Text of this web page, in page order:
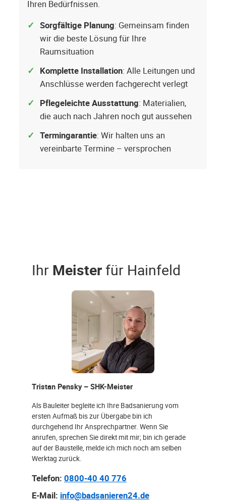
Ihren Bedürfnissen.
Sorgfältige Planung: Gemeinsam finden
wir die beste Lösung für Ihre
Raumsituation
Komplette Installation: Alle Leitungen und
Anschlüsse werden fachgerecht verlegt
Pflegeleichte Ausstattung: Materialien,
die auch nach Jahren noch gut aussehen
Termingarantie: Wir halten uns an
vereinbarte Termine – versprochen
Ihr Meisterfür Hainfeld
Tristan Pensky – SHK-Meister
Als Bauleiter begleite ich Ihre Badsanierung vom
ersten Aufmaß bis zur Übergabe bin ich
durchgehend Ihr Ansprechpartner. Wenn Sie
anrufen, sprechen Sie direkt mit mir; bin ich gerade
auf der Baustelle, melde ich mich noch am selben
Werktag zurück.
Telefon: 0800-40 40 776
E-Mail: info@badsanieren24.de